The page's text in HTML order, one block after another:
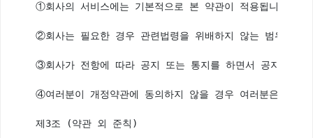
①회사의 서비스에는 기본적으로 본 약관이 적용됩니다만
②회사는 필요한 경우 관련법령을 위배하지 않는 범위 내
③회사가 전항에 따라 공지 또는 통지를 하면서 공지 또는
④여러분이 개정약관에 동의하지 않을 경우 여러분은 이용
제3조 (약관 외 준칙)